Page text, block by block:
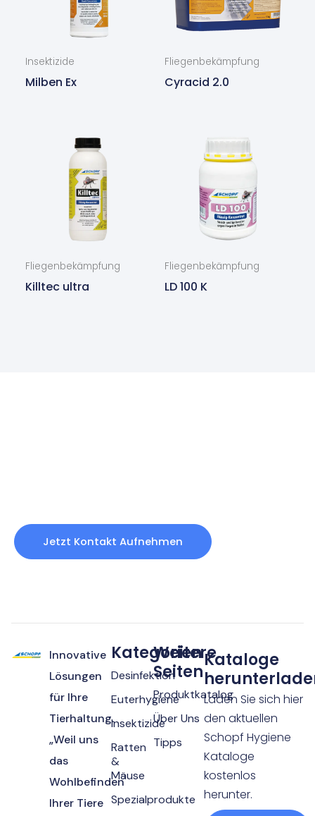
Insektizide
Milben Ex
Fliegenbekämpfung
Cyracid 2.0
Fliegenbekämpfung
Killtec ultra
Fliegenbekämpfung
LD 100 K
Jetzt Kontakt Aufnehmen
Innovative
Lösungen
für Ihre
Tierhaltung.
„Weil uns
das
Wohlbefinden
Ihrer Tiere
Kategorien
Desinfektion
Euterhygiene
Insektizide
Ratten
&
Mäuse
Spezialprodukte
Weitere
Seiten
Produktkatalog
Über Uns
Tipps
Kataloge
Laden Sie sich hier
den aktuellen
Schopf Hygiene
Kataloge
kostenlos
herunter.